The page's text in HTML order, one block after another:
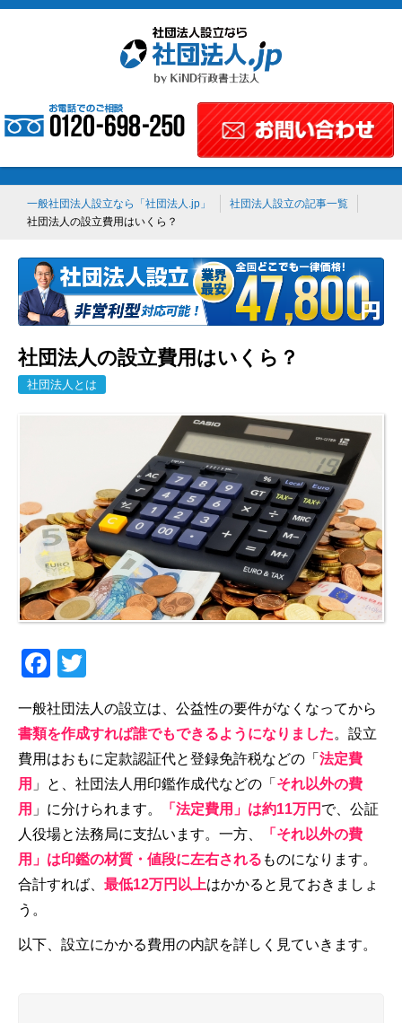
一般社団法人設立なら「社団法人.jp」
社団法人設立の記事一覧
社団法人の設立費用はいくら？
社団法人の設立費用はいくら？
社団法人とは
Facebook
一般社団法人の設立は、公益性の要件がなくなってから
書類を作成すれば誰でもできるようになりました。設立
費用はおもに定款認証代と登録免許税などの「 法定費
用 」と、社団法人用印鑑作成代などの「 それ以外の費
用 」に分けられます。 「法定費用」は約11万円 で、公証
人役場と法務局に支払います。一方、
「それ以外の費
用」は印鑑の材質・値段に左右される ものになります。
合計すれば、 最低12万円以上はかかると見ておきましょ
う。
以下、設立にかかる費用の内訳を詳しく見ていきます。